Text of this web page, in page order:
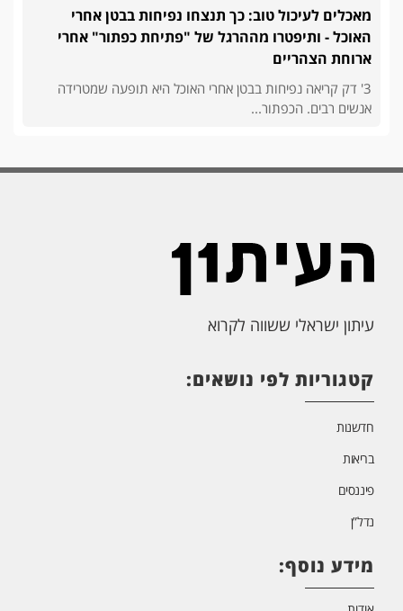
מאכלים לעיכול טוב: כך תנצחו נפיחות בבטן אחרי
האוכל - ותיפטרו מההרגל של "פתיחת כפתור" אחרי
ארוחת הצהריים
3' דק קריאה נפיחות בבטן אחרי האוכל היא תופעה שמטרידה
אנשים רבים. הכפתור...
עיתון ישראלי ששווה לקרוא
קטגוריות לפי נושאים:
חדשנות
בריאות
פיננסים
נדל”ן
מידע נוסף: